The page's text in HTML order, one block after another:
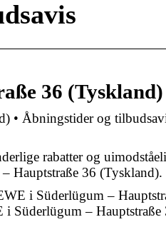
36 (Tyskland)
• Åbningstider og
rabatter og
Hauptstraße 36
i Süderlügum –
Süderlügum – Hauptstraße